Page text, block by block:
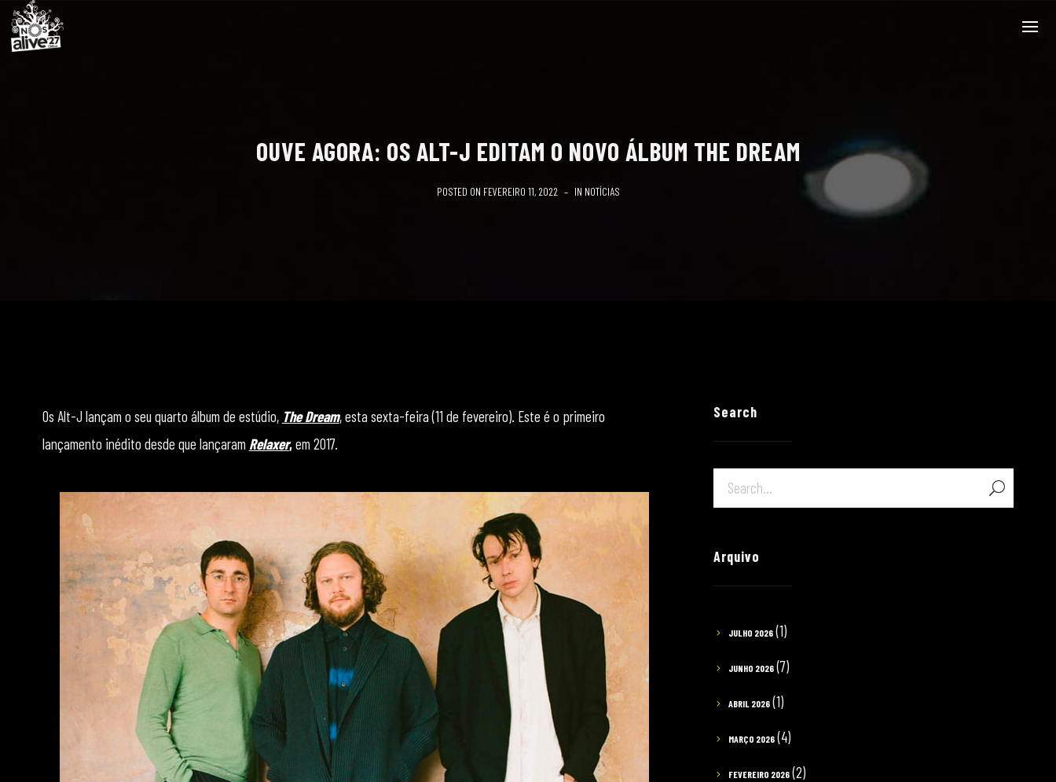
OUVE AGORA: OS ALT-J EDITAM O NOVO ÁLBUM THE DREAM
POSTED ON FEVEREIRO 11, 2022 IN NOTÍCIAS
Os Alt-J lançam o seu quarto álbum de estúdio, The Dream, esta sexta-feira (11 de fevereiro). Este é o primeiro
lançamento inédito desde que lançaram Relaxer,em 2017.
Search
Arquivo
JULHO 2026 (1)
JUNHO 2026 (7)
ABRIL 2026 (1)
MARÇO 2026 (4)
FEVEREIRO 2026 (2)